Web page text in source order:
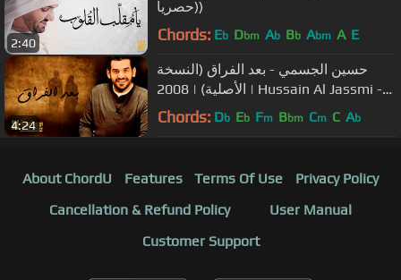
2:40
(حصرياً)
Chords: Eb Dbm Ab Bb Abm A E
4:24
حسين الجسمي - بعد الفراق (النسخة
الأصلية) | 2008 | Hussain Al Jassmi -
Baad El Forak
Chords: Db Eb Fm Bbm Cm C Ab
About ChordU Features Terms Of Use
Privacy Policy
Cancellation & Refund Policy
User Manual
Customer Support